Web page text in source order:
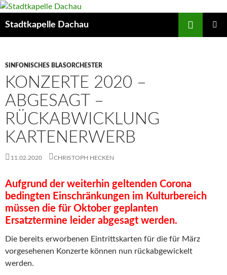
Zum
springen
Stadtkapelle Dachau
SINFONISCHES BLASORCHESTER
KONZERTE 2020 –
ABGESAGT –
RÜCKABWICKLUNG
KARTENERWERB
11.02.2020 CHRISTOPH HECKEN
Aufgrund der weiterhin geltenden Corona
bedingten Einschränkungen im Kulturbereich
müssen die für Oktober geplanten
Ersatztermine leider abgesagt werden.
Die bereits erworbenen Eintrittskarten für die für März
vorgesehenen Konzerte können nun rückabgewickelt
werden.